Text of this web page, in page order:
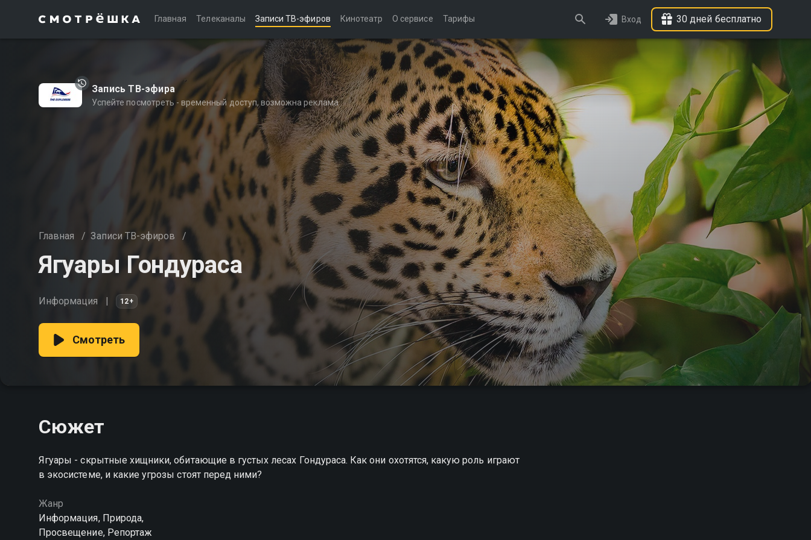
Главная Телеканалы Записи ТВ-эфиров Кинотеатр О сервисе Тарифы Вход 30 дней бесплатно
Запись ТВ-эфира
Успейте посмотреть - временный доступ, возможна реклама
Главная / Записи ТВ-эфиров /
Ягуары Гондураса
Информация 12+
Смотреть
Сюжет
Ягуары - скрытные хищники, обитающие в густых лесах Гондураса. Как они охотятся, какую роль играют
в экосистеме, и какие угрозы стоят перед ними?
Жанр
Информация, Природа,
Просвещение, Репортаж